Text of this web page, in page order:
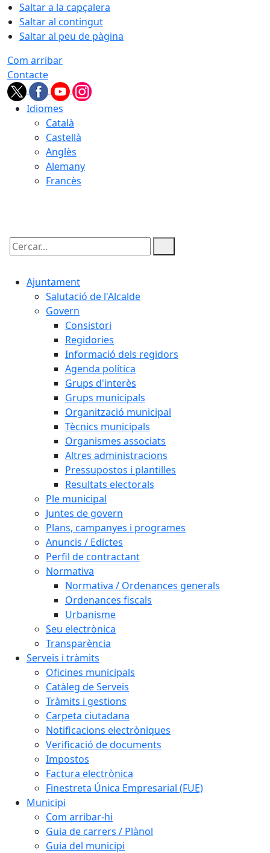
Saltar a la capçalera
Saltar al contingut
Saltar al peu de pàgina
Com arribar
Contacte
Idiomes
Català
Castellà
Anglès
Alemany
Francès
Cercar:
Ajuntament
Salutació de l'Alcalde
Govern
Consistori
Regidories
Informació dels regidors
Agenda política
Grups d'interès
Grups municipals
Organització municipal
Tècnics municipals
Organismes associats
Altres administracions
Pressupostos i plantilles
Resultats electorals
Ple municipal
Juntes de govern
Plans, campanyes i programes
Anuncis / Edictes
Perfil de contractant
Normativa
Normativa / Ordenances generals
Ordenances fiscals
Urbanisme
Seu electrònica
Transparència
Serveis i tràmits
Oficines municipals
Catàleg de Serveis
Tràmits i gestions
Carpeta ciutadana
Notificacions electròniques
Verificació de documents
Impostos
Factura electrònica
Finestreta Única Empresarial (FUE)
Municipi
Com arribar-hi
Guia de carrers / Plànol
Guia del municipi